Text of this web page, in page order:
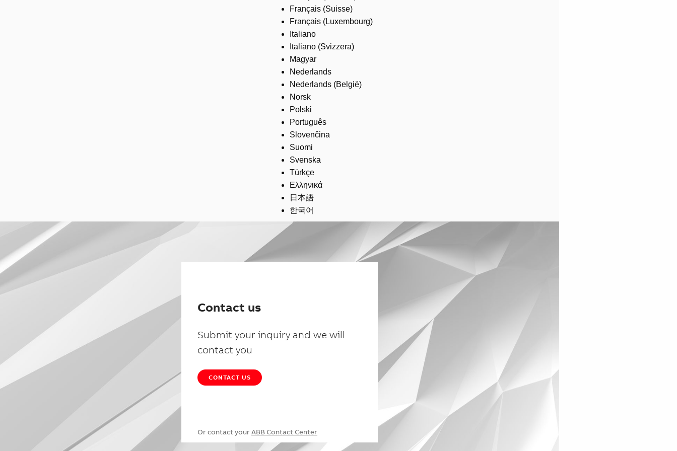
Français (Suisse)
Français (Luxembourg)
Italiano
Italiano (Svizzera)
Magyar
Nederlands
Nederlands (België)
Norsk
Polski
Português
Slovenčina
Suomi
Svenska
Türkçe
Ελληνικά
日本語
한국어
Contact us
Submit your inquiry and we will
contact you
CONTACT US
Or contact your ABB Contact Center